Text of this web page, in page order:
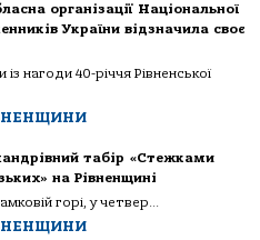
організації Національної
України відзначила своє
нагоди 40-річчя Рівненської
табір «Стежками
на Рівненщині
горі, у четвер...